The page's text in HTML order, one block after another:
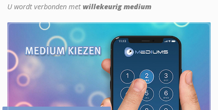
U wordt verbonden met willekeurig medium